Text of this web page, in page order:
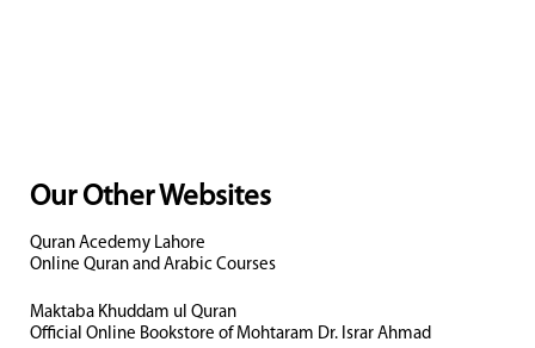
Our Other Websites
Quran Acedemy Lahore
Online Quran and Arabic Courses
Maktaba Khuddam ul Quran
Official Online Bookstore of Mohtaram Dr. Israr Ahmad